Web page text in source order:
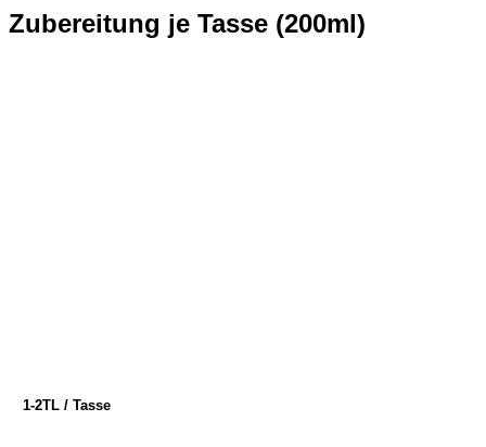
Zubereitung je Tasse (200ml)
1-2TL / Tasse